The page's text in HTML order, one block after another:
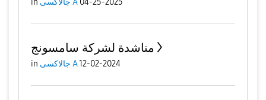
مناشدة لشركة سامسونج
in جالاكسى A12-02-2024